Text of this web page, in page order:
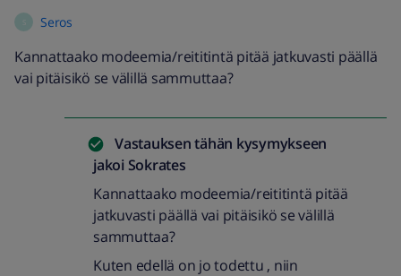
Seros
Kannattaako modeemia/reititintä pitää jatkuvasti päällä
vai pitäisikö se välillä sammuttaa?
Vastauksen tähän kysymykseen
jakoi Sokrates
Kannattaako modeemia/reititintä pitää
jatkuvasti päällä vai pitäisikö se välillä
sammuttaa?
Kuten edellä on jo todettu , niin